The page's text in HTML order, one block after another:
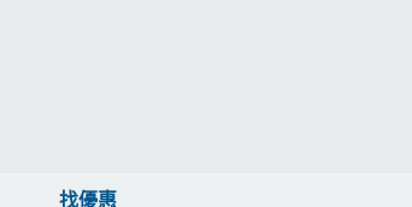
找優惠